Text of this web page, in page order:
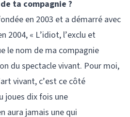
ta compagnie ?
en 2003 et a démarré avec
2004, « L’idiot, l’exclu et
le nom de ma compagnie
du spectacle vivant. Pour moi,
vivant, c’est ce côté
joues dix fois une
aura jamais une qui